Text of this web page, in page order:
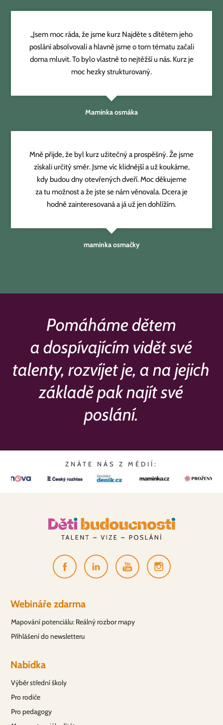
„Jsem moc ráda, že jsme kurz Najděte s dítětem jeho
poslání absolvovali a hlavně jsme o tom tématu začali
doma mluvit. To bylo vlastně to nejtěžší u nás. Kurz je
moc hezky strukturovaný.
Maminka osmáka
Mně přijde, že byl kurz užitečný a prospěšný. Že jsme
získali určitý směr. Jsme víc klidnější a už koukáme,
kdy budou dny otevřených dveří. Moc děkujeme
za tu možnost a že jste se nám věnovala. Dcera je
hodně zainteresovaná a já už jen dohlížím.
maminka osmačky
Pomáháme dětem
a dospívajícím vidět své
talenty, rozvíjet je, a na jejich
základě pak najít své
poslání.
ZNÁTE NÁS Z MÉDIÍ:
Webináře zdarma
Mapování potenciálu: Reálný rozbor mapy
Přihlášení do newsletteru
Nabídka
Výběr střední školy
Pro rodiče
Pro pedagogy